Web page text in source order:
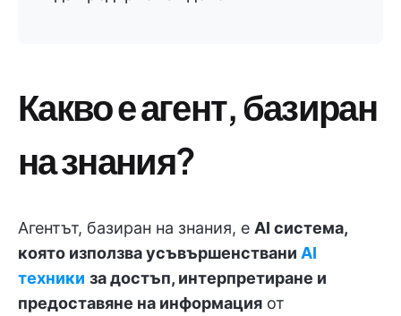
Какво е агент, базиран
на знания?
Агентът, базиран на знания, е AI система,
която използва усъвършенствани AI
техники за достъп, интерпретиране и
предоставяне на информация от